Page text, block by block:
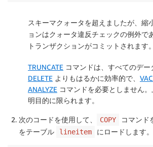
スキーマクォータを超えましたが、縮
ョンはクォータ違反チェックの例外で
トランザクションがコミットされます。
TRUNCATE コマンドは、すべてのデ
DELETE よりもはるかに効率的で、
ANALYZE コマンドを必要としません
明目的に限られます。
次のコードを使用して、 COPY
コマンド
をテーブル
lineitem にロードします。